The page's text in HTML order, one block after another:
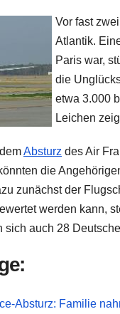
Vor fast
Atlantik.
Paris war,
die
etwa 3.000
Leichen
Absturz des Air
die
zunächst der
werden kann,
sich auch 28
Absturz: Familie